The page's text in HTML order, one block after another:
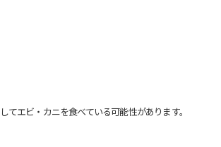
エビ・カニを食べている可能性があります。